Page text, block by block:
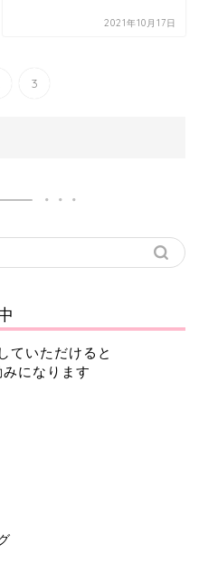
2021年10月17日
3
ていただけると
になります